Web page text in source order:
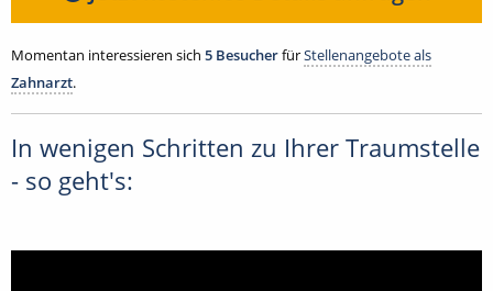
Momentan interessieren sich 5 BesucherfürStellenangebote als
Zahnarzt.
In wenigen Schritten zu Ihrer Traumstelle
- so geht's: